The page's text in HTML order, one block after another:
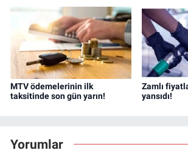
MTV ödemelerinin ilk
taksitinde son gün yarın!
Zamlı
yansıdı!
Yorumlar